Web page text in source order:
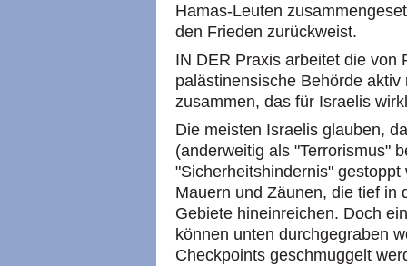
Hamas-Leuten
den Frieden zurückweist.
IN DER Praxis arbeitet die von
palästinensische Behörde
zusammen, das für Israelis
Die meisten Israelis glauben,
(anderweitig als "Terrorismus"
"Sicherheitshindernis"
Mauern und Zäunen, die tief in
Gebiete hineinreichen. Doch
können unten durchgegraben
Checkpoints geschmuggelt